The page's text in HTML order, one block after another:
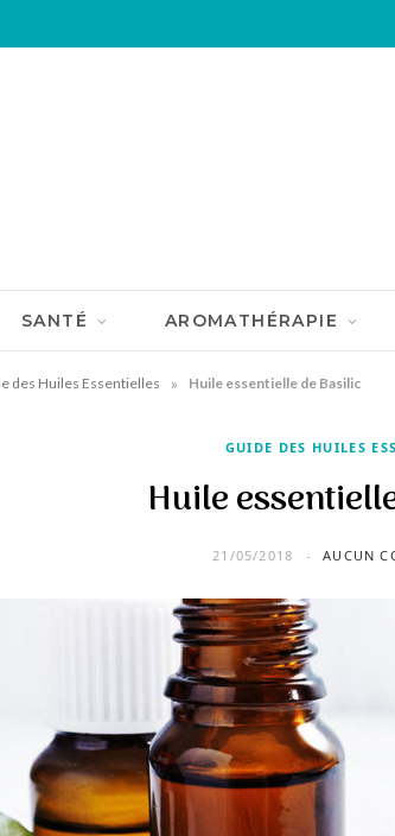
SANTÉ AROMATHÉRAPIE
des Huiles Essentielles » Huile essentielle de Basilic
GUIDE DES HUILES
Huile
21/05/2018 AUCUN